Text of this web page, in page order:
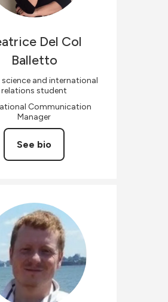
Del Col
Balletto
and international
relations student
Communication
Manager
See bio